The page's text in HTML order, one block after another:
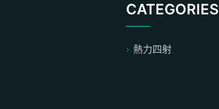
CATEGORIES
熱力四射